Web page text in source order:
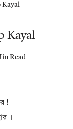
Kayal
Kayal
Read
!
।